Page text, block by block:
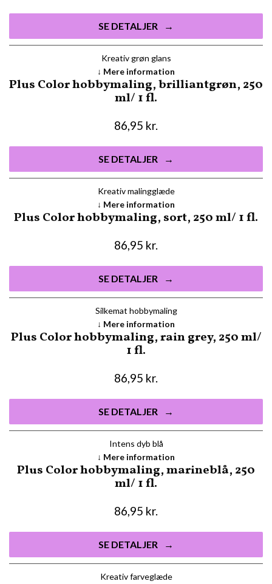
SE DETALJER
Kreativ grøn glans
Plus Color hobbymaling, brilliantgrøn, 250
ml/ 1 fl.
86,95 kr.
SE DETALJER
Mere information
Kreativ malingglæde
Plus Color hobbymaling, sort, 250 ml/ 1 fl.
86,95 kr.
SE DETALJER
Mere information
Silkemat hobbymaling
Plus Color hobbymaling, rain grey, 250 ml/
1 fl.
86,95 kr.
SE DETALJER
Mere information
Intens dyb blå
Plus Color hobbymaling, marineblå, 250
ml/ 1 fl.
86,95 kr.
SE DETALJER
Mere information
Kreativ farveglæde